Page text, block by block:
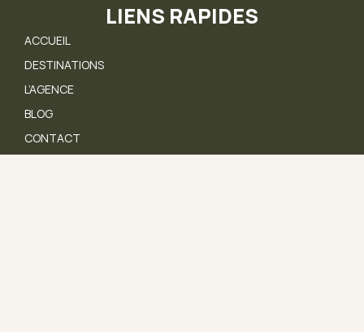
LIENS RAPIDES
ACCUEIL
DESTINATIONS
L’AGENCE
BLOG
CONTACT